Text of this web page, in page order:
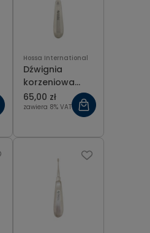
Hossa International
Dźwignia
korzeniowa
Lindo Levean
prosta 4 mm
65,00 zł
zawiera 8% VAT